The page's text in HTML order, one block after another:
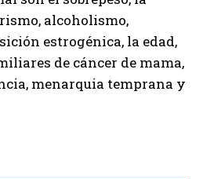
alcoholismo,
estrogénica, la edad,
de cáncer de mama,
menarquia temprana y